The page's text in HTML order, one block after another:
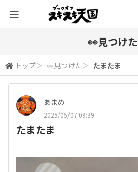
👀見つけた
トップ＞ 👀見つけた＞ たまたま
あまめ
2025/05/07 09:39
たまたま